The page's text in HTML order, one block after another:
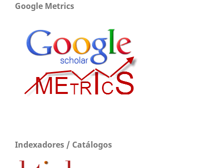
Google Metrics
Indexadores / Catálogos